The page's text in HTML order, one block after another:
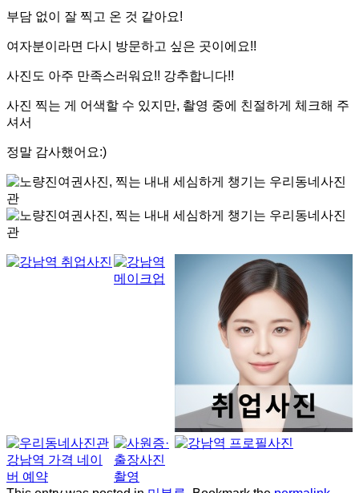
부담 없이 잘 찍고 온 것 같아요!
여자분이라면 다시 방문하고 싶은 곳이에요!!
사진도 아주 만족스러워요!! 강추합니다!!
사진 찍는 게 어색할 수 있지만, 촬영 중에 친절하게 체크해 주
셔서
정말 감사했어요:)